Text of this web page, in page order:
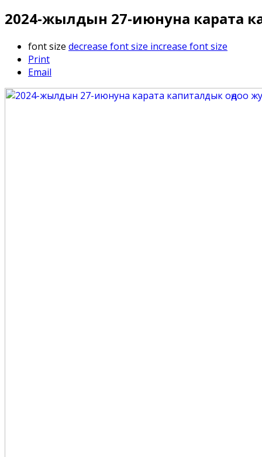
2024-жылдын 27-июнуна карата
font size decrease font size increase font size
Print
Email